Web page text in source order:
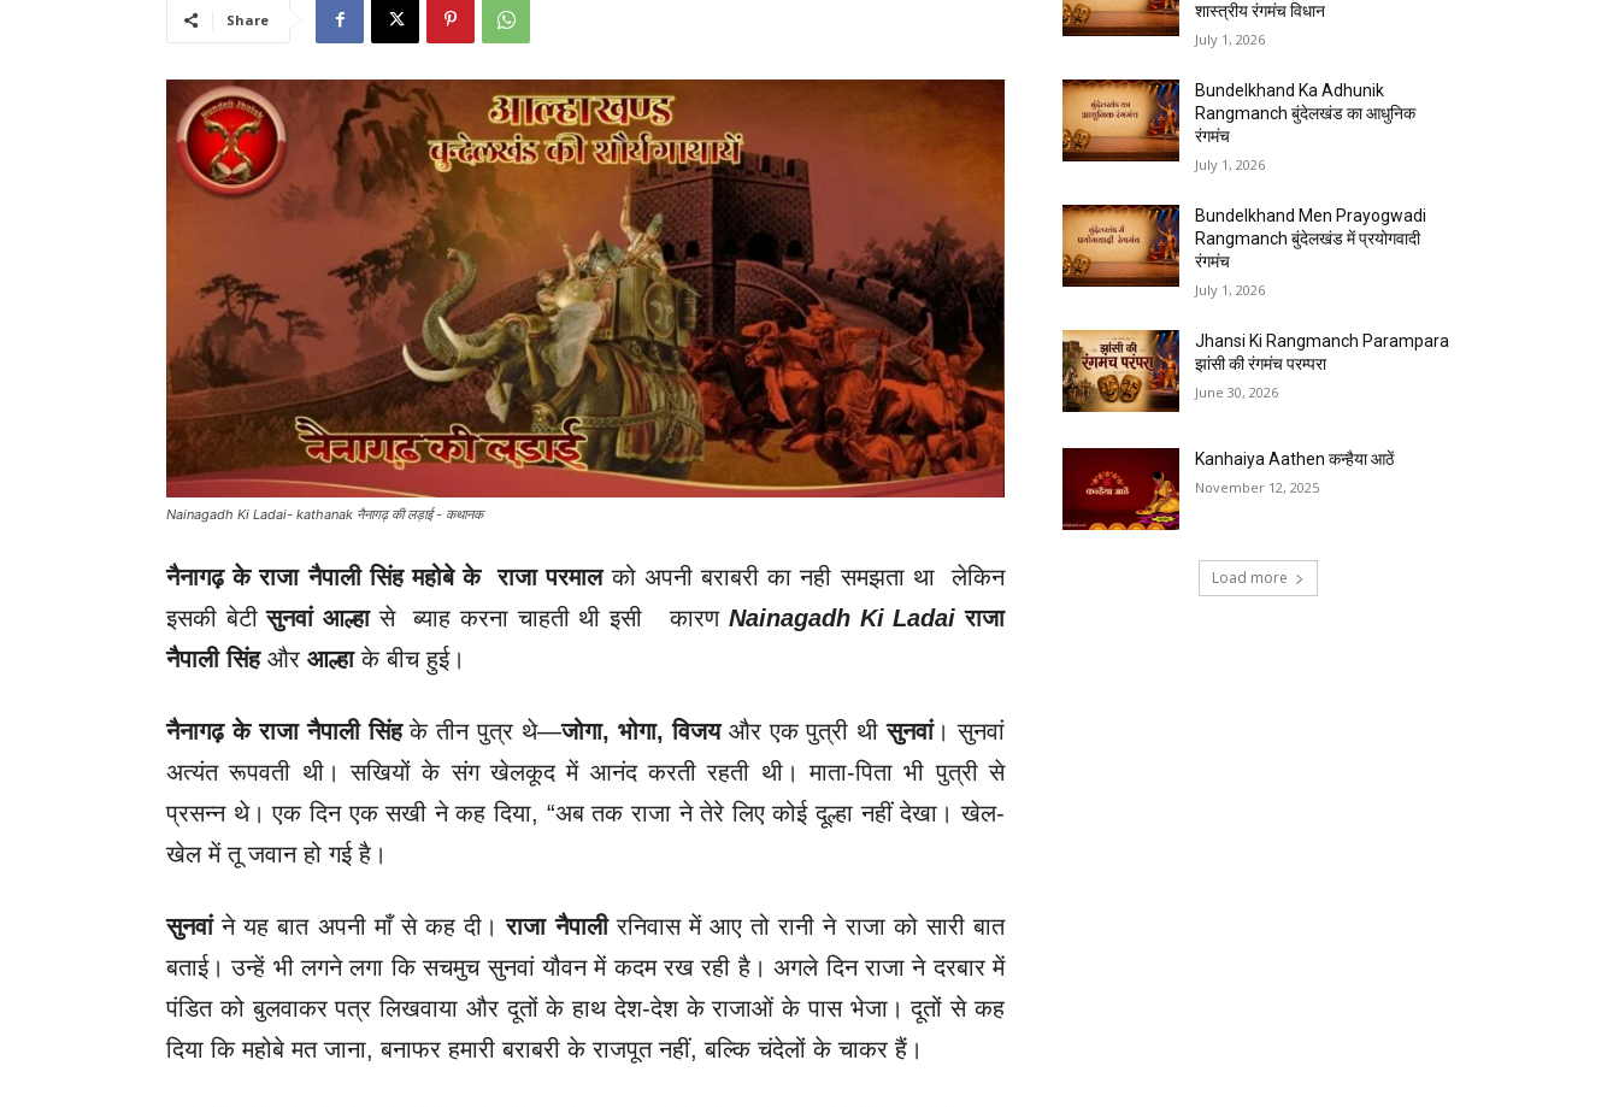
Share
Nainagadh Ki Ladai- kathanak नैनागढ़ की लड़ाई - कथानक
नैनागढ़ के राजा नैपाली सिंह महोबे के राजा परमालको अपनी बराबरी का नही समझता था लेकिन
इसकी बेटीसुनवां आल्हासे ब्याह करना चाहती थी इसी कारण Nainagadh Ki Ladai राजा
नैपाली सिंह और आल्हाके बीच हुई।
नैनागढ़ के राजा नैपाली सिंहके तीन पुत्र थे—जोगा, भोगा, विजयऔर एक पुत्री थीसुनवां। सुनवां
अत्यंत रूपवती थी। सखियों के संग खेलकूद में आनंद करती रहती थी। माता-पिता भी पुत्री से
प्रसन्न थे। एक दिन एक सखी ने कह दिया, “अब तक राजा ने तेरे लिए कोई दूल्हा नहीं देखा। खेल-
खेल में तू जवान हो गई है।
सुनवांने यह बात अपनी माँ से कह दी।राजा नैपालीरनिवास में आए तो रानी ने राजा को सारी बात
बताई। उन्हें भी लगने लगा कि सचमुच सुनवां यौवन में कदम रख रही है। अगले दिन राजा ने दरबार में
पंडित को बुलवाकर पत्र लिखवाया और दूतों के हाथ देश-देश के राजाओं के पास भेजा। दूतों से कह
दिया कि महोबे मत जाना, बनाफर हमारी बराबरी के राजपूत नहीं, बल्कि चंदेलों के चाकर हैं।
शास्त्रीय रंगमंच विधान
July 1, 2026
Bundelkhand Ka Adhunik
Rangmanch बुंदेलखंड का आधुनिक
रंगमंच
July 1, 2026
Bundelkhand Men Prayogwadi
Rangmanch बुंदेलखंड में प्रयोगवादी
रंगमंच
July 1, 2026
Jhansi Ki Rangmanch Parampara
झांसी की रंगमंच परम्परा
June 30, 2026
Kanhaiya Aathen कन्हैया आठें
November 12, 2025
Load more